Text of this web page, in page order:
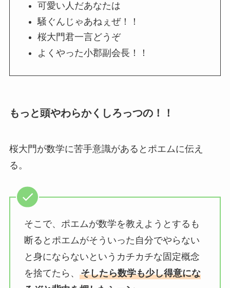
可愛い人だあなたは
騒ぐんじゃあねぇぜ！！
桜大門君一言どうぞ
よくやった小郡副会長！！
もっと頭やわらかくしろっつの！！
桜大門が数学に苦手意識があるとポエムに伝え
る。
そこで、ポエムが数学を教えようとするも
断るとポエムがそういった自分でやらない
と身にならないというカチカチな固定概念
を捨てたら、 そしたら数学も少し得意にな